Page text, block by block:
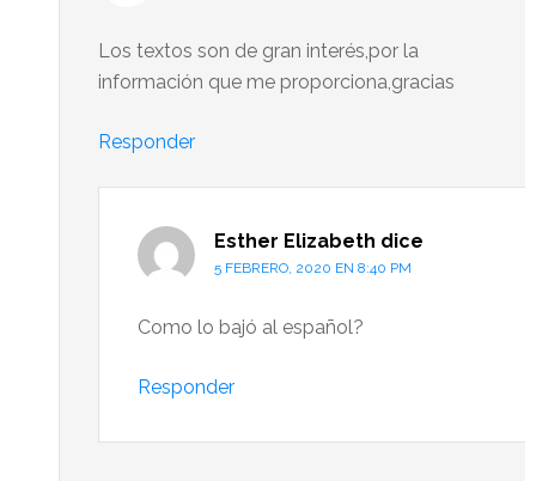
Los textos son de gran interés,por la
información que me proporciona,gracias
Responder
Esther Elizabeth dice
5 FEBRERO, 2020 EN 8:40 PM
Como lo bajó al español?
Responder